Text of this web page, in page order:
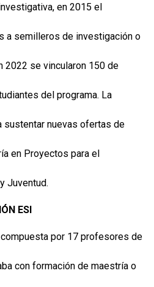
en 2015 el
a semilleros de investigación o
2022 se vincularon 150 de
del programa. La
sustentar nuevas ofertas de
en Proyectos para el
Juventud.
ESI
por 17 profesores de
con formación de maestría o